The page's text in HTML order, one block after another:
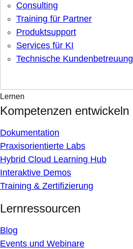
Consulting
Training für Partner
Produktsupport
Services für KI
Technische Kundenbetreuung
Lernen
Kompetenzen entwickeln
Dokumentation
Praxisorientierte Labs
Hybrid Cloud Learning Hub
Interaktive Demos
Training & Zertifizierung
Lernressourcen
Blog
Events und Webinare